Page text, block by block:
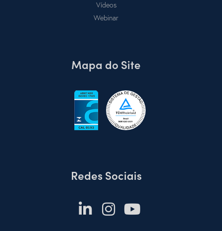
Vídeos
Webinar
Mapa do Site
Redes Sociais